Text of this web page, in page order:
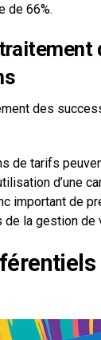
de 66%.
des
de tarifs
d’une
important de
la gestion de